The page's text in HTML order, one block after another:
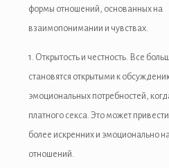
формы отношений, основанных на
взаимопонимании и чувствах.
1. Открытость и честность. Все
становятся открытыми к
эмоциональных потребностей,
платного секса. Это может
более искренних и эмоционально
отношений.